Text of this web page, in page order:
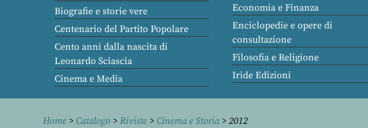
Biografie e storie vere
Centenario del Partito Popolare
Cento anni dalla nascita di
Leonardo Sciascia
Cinema e Media
Economia e Finanza
Enciclopedie e opere di
consultazione
Filosofia e Religione
Iride Edizioni
Home > Catalogo > Riviste > Cinema e Storia> 2012